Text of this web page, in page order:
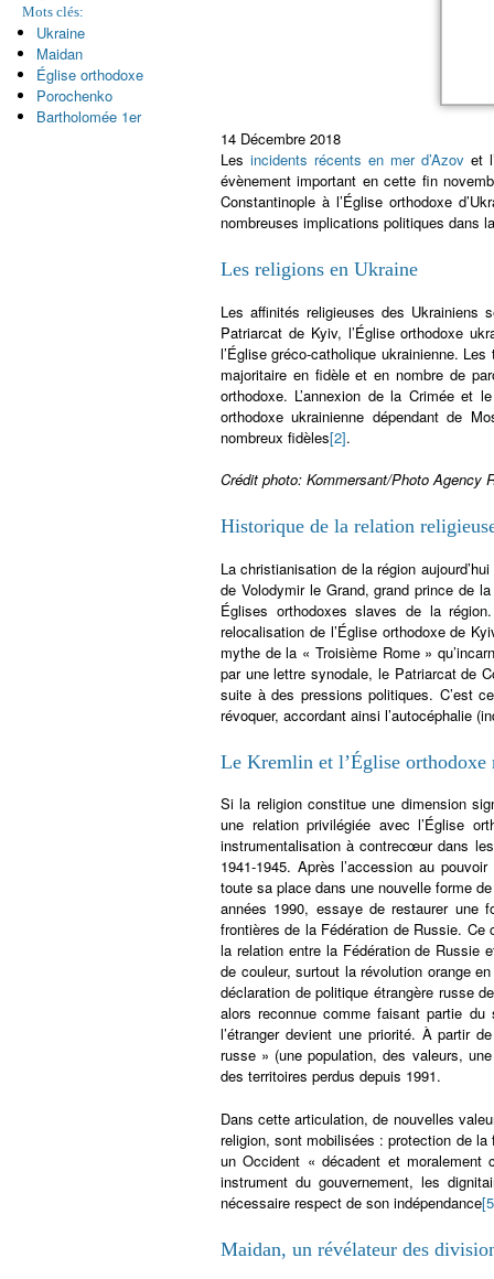
14 Décembre 2018
Les incidents récents en mer d’Azov et
évènement important en cette fin
Constantinople à l’Église orthodoxe
nombreuses implications politiques dans
Les religions en Ukraine
Les affinités religieuses des Ukrainiens
Patriarcat de Kyiv, l’Église orthodoxe
l’Église gréco-catholique ukrainienne.
majoritaire en fidèle et en nombre de
orthodoxe. L’annexion de la Crimée et
orthodoxe ukrainienne dépendant de
nombreux fidèles[2].
Crédit photo: Kommersant/Photo Agency
Historique de la relation
La christianisation de la région
de Volodymir le Grand, grand prince de
Églises orthodoxes slaves de la
relocalisation de l’Église orthodoxe de
mythe de la « Troisième Rome »
par une lettre synodale, le Patriarcat de
suite à des pressions politiques. C’est
révoquer, accordant ainsi l’autocéphalie
Le Kremlin et l’Église orthodoxe
Si la religion constitue une dimension
une relation privilégiée avec l’Église
instrumentalisation à contrecœur dans
1941-1945. Après l’accession au
toute sa place dans une nouvelle forme
années 1990, essaye de restaurer une
frontières de la Fédération de Russie.
la relation entre la Fédération de Russie
de couleur, surtout la révolution orange
déclaration de politique étrangère russe
alors reconnue comme faisant partie
l’étranger devient une priorité. À partir
russe » (une population, des valeurs,
des territoires perdus depuis 1991.
Dans cette articulation, de nouvelles
religion, sont mobilisées : protection de
un Occident « décadent et moralement
instrument du gouvernement, les
nécessaire respect de son indépendance
Maidan, un révélateur des
Mots clés:
Ukraine
Maidan
Église orthodoxe
Porochenko
Bartholomée 1er